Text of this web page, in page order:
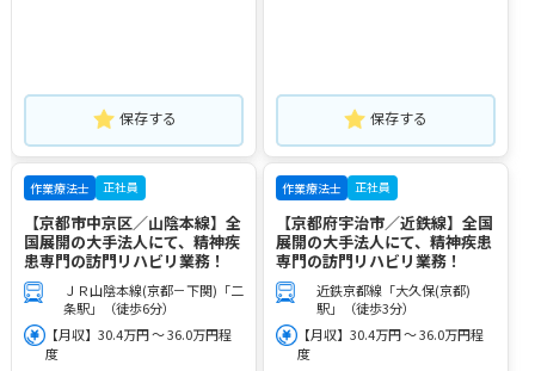
保存する 保存する
作業療法士 正社員
【京都市中京区／山陰本線】全
国展開の大手法人にて、精神疾
患専門の訪門リハビリ業務！
ＪＲ山陰本線(京都－下関)「二
条駅」（徒歩6分）
【月収】30.4万円 ～ 36.0万円程
度
作業療法士 正社員
【京都府宇治市／近鉄線】全国
展開の大手法人にて、精神疾患
専門の訪門リハビリ業務！
近鉄京都線「大久保(京都)
駅」（徒歩3分）
【月収】30.4万円 ～ 36.0万円程
度